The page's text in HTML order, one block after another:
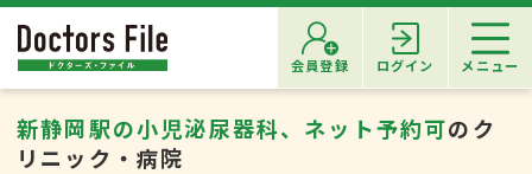
会員登録 ログイン メニュー
新静岡駅の小児泌尿器科、ネット予約可のク
リニック・病院